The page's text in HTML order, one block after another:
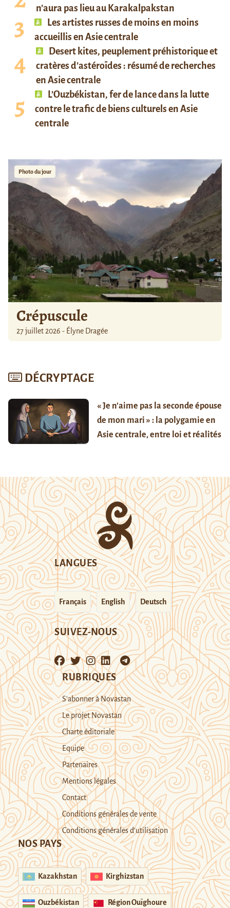
n’aura pas lieu au Karakalpakstan
Les artistes russes de moins en moins
accueillis en Asie centrale
Desert kites, peuplement préhistorique et
cratères d’astéroïdes : résumé de recherches
en Asie centrale
L’Ouzbékistan, fer de lance dans la lutte
contre le trafic de biens culturels en Asie
centrale
Photo du jour
Crépuscule
27 juillet 2026 - Élyne Dragée
DÉCRYPTAGE
« Je n’aime pas la seconde épouse
de mon mari » : la polygamie en
Asie centrale, entre loi et réalités
LANGUES
Français English Deutsch
SUIVEZ-NOUS
RUBRIQUES
S’abonner à Novastan
Le projet Novastan
Charte éditoriale
Equipe
Partenaires
Mentions légales
Contact
Conditions générales de vente
Conditions générales d’utilisation
NOS PAYS
Kazakhstan Kirghizstan
Ouzbékistan Région Ouïghoure